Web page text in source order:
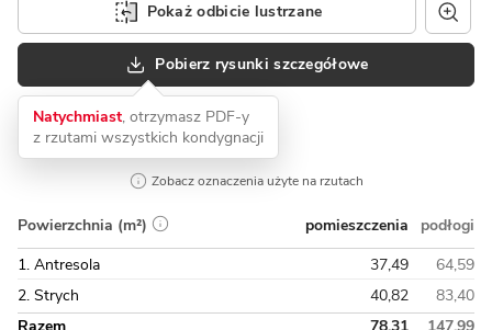
Pokaż odbicie lustrzane
Pobierz rysunki szczegółowe
Natychmiast, otrzymasz PDF-y
z rzutami wszystkich kondygnacji
Zobacz oznaczenia użyte na rzutach
Powierzchnia (m²) pomieszczenia
podłogi
1. Antresola
37,49
64,59
2. Strych
40,82
83,40